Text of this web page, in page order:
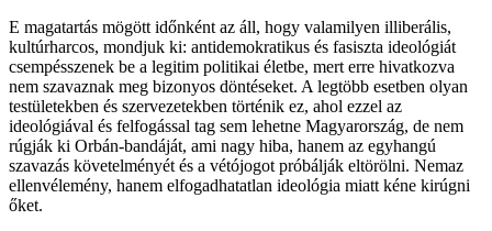
E magatartás mögött időnként az áll, hogy valamilyen illiberális,
kultúrharcos, mondjuk ki: antidemokratikus és fasiszta ideológiát
csempésszenek be a legitim politikai életbe, mert erre hivatkozva
nem szavaznak meg bizonyos döntéseket. A legtöbb esetben olyan
testületekben és szervezetekben történik ez, ahol ezzel az
ideológiával és felfogással tag sem lehetne Magyarország, de nem
rúgják ki Orbán-bandáját, ami nagy hiba, hanem az egyhangú
szavazás követelményét és a vétójogot próbálják eltörölni. Nemaz
ellenvélemény, hanem elfogadhatatlan ideológia miatt kéne kirúgni
őket.